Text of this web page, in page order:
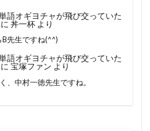
語オギヨチャが飛び交っていた
に 丼一杯より
B先生ですね(^^)
語オギヨチャが飛び交っていた
に 宝塚ファン より
、中村一徳先生ですね。